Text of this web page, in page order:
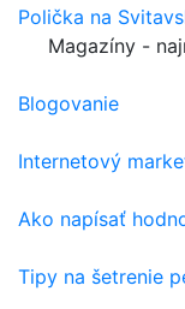
Polička na
Magazíny -
Blogovanie
Internetový
Ako napísať
Tipy na šetrenie